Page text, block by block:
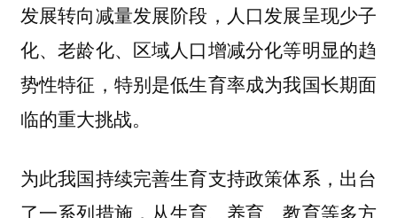
发展转向减量发展阶段，人口发展呈现少子
化、老龄化、区域人口增减分化等明显的趋
势性特征，特别是低生育率成为我国长期面
临的重大挑战。
为此我国持续完善生育支持政策体系，出台
了一系列措施，从生育、养育、教育等多方